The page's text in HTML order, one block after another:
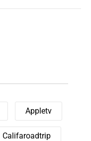
Appletv
Califaroadtrip